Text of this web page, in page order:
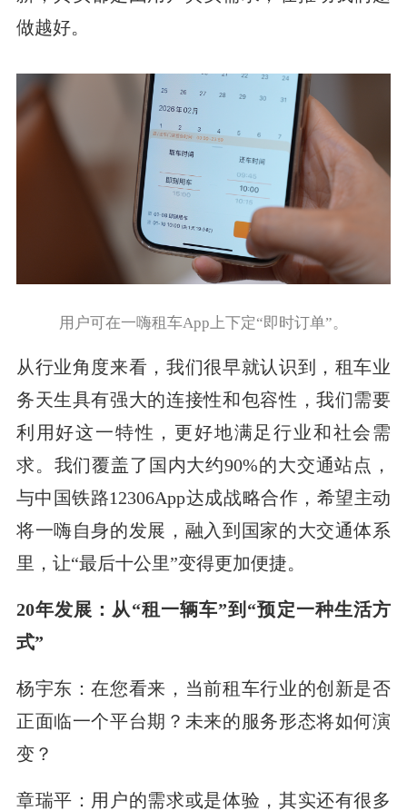
做越好。
用户可在一嗨租车App上下定“即时订单”。
从行业角度来看，我们很早就认识到，租车业
务天生具有强大的连接性和包容性，我们需要
利用好这一特性，更好地满足行业和社会需
求。我们覆盖了国内大约90%的大交通站点，
与中国铁路12306App达成战略合作，希望主动
将一嗨自身的发展，融入到国家的大交通体系
里，让“最后十公里”变得更加便捷。
20年发展：从“租一辆车”到“预定一种生活方
式”
杨宇东：在您看来，当前租车行业的创新是否
正面临一个平台期？未来的服务形态将如何演
变？
章瑞平：用户的需求或是体验，其实还有很多